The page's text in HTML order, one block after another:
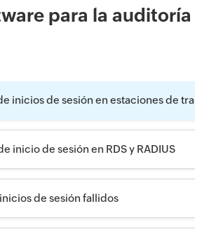
para la auditoría
inicios de sesión en estaciones de trabajo
inicio de sesión en RDS y RADIUS
de sesión fallidos